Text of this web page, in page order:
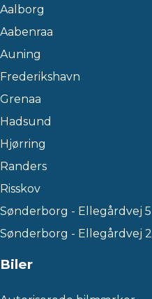
Aalborg
Aabenraa
Auning
Frederikshavn
Grenaa
Hadsund
Hjørring
Randers
Risskov
Sønderborg - Ellegårdvej 5
Sønderborg - Ellegårdvej 2
Biler